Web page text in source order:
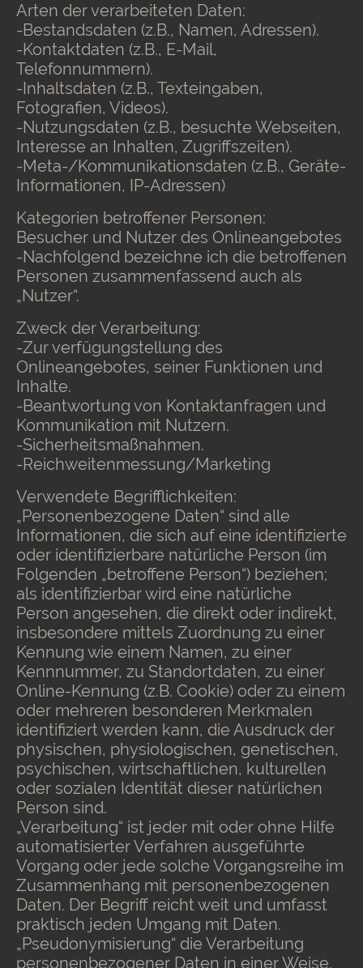
Arten der verarbeiteten Daten:
-Bestandsdaten (z.B., Namen, Adressen).
-Kontaktdaten (z.B., E-Mail,
Telefonnummern).
-Inhaltsdaten (z.B., Texteingaben,
Fotografien, Videos).
-Nutzungsdaten (z.B., besuchte Webseiten,
Interesse an Inhalten, Zugriffszeiten).
-Meta-/Kommunikationsdaten (z.B., Geräte-
Informationen, IP-Adressen)
Kategorien betroffener Personen:
Besucher und Nutzer des Onlineangebotes
-Nachfolgend bezeichne ich die betroffenen
Personen zusammenfassend auch als
„Nutzer“.
Zweck der Verarbeitung:
-Zur verfügungstellung des
Onlineangebotes, seiner Funktionen und
Inhalte.
-Beantwortung von Kontaktanfragen und
Kommunikation mit Nutzern.
-Sicherheitsmaßnahmen.
-Reichweitenmessung/Marketing
Verwendete Begrifflichkeiten:
„Personenbezogene Daten“ sind alle
Informationen, die sich auf eine identifizierte
oder identifizierbare natürliche Person (im
Folgenden „betroffene Person“) beziehen;
als identifizierbar wird eine natürliche
Person angesehen, die direkt oder indirekt,
insbesondere mittels Zuordnung zu einer
Kennung wie einem Namen, zu einer
Kennnummer, zu Standortdaten, zu einer
Online-Kennung (z.B. Cookie) oder zu einem
oder mehreren besonderen Merkmalen
identifiziert werden kann, die Ausdruck der
physischen, physiologischen, genetischen,
psychischen, wirtschaftlichen, kulturellen
oder sozialen Identität dieser natürlichen
Person sind.
„Verarbeitung“ ist jeder mit oder ohne Hilfe
automatisierter Verfahren ausgeführte
Vorgang oder jede solche Vorgangsreihe im
Zusammenhang mit personenbezogenen
Daten. Der Begriff reicht weit und umfasst
praktisch jeden Umgang mit Daten.
„Pseudonymisierung“ die Verarbeitung
personenbezogener Daten in einer Weise,